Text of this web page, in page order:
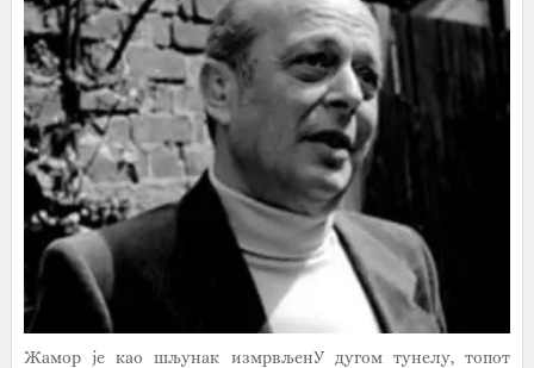
Жамор је као шљунак измрвљенУ дугом тунелу, топот